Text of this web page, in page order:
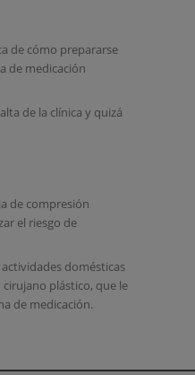
de cómo prepararse
de medicación
de la clínica y quizá
de compresión
el riesgo de
domésticas
plástico, que le
de medicación.